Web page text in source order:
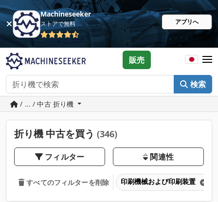
Machineseeker
ストアで無料 アプリへ
検索
販売
/ ... / 中古 折り機
折り機 中古を買う (346)
フィルター 関連性
すべてのフィルターを削除 印刷機械および印刷装置